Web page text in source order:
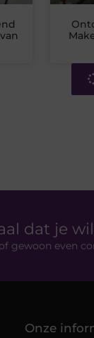
dat je
gewoon even
Onze